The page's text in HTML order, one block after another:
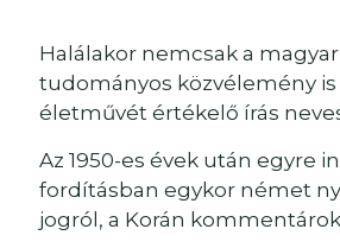
Halálakor nemcsak a
tudományos közvélemény
életművét értékelő írás
Az 1950-es évek után egyre
fordításban egykor német
jogról, a Korán